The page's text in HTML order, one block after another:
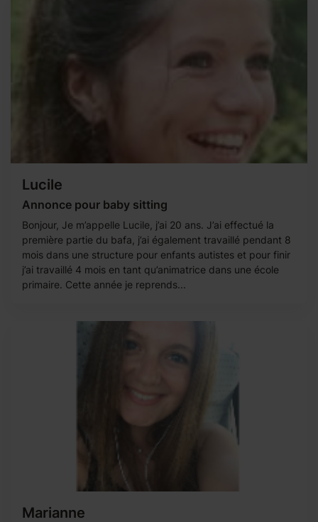
Lucile
Annonce pour baby sitting
Bonjour, Je m’appelle Lucile, j’ai 20 ans. J’ai effectué la
première partie du bafa, j’ai également travaillé pendant 8
mois dans une structure pour enfants autistes et pour finir
j’ai travaillé 4 mois en tant qu’animatrice dans une école
primaire. Cette année je reprends...
Marianne